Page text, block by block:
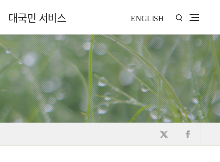
대국민 서비스 ENGLISH